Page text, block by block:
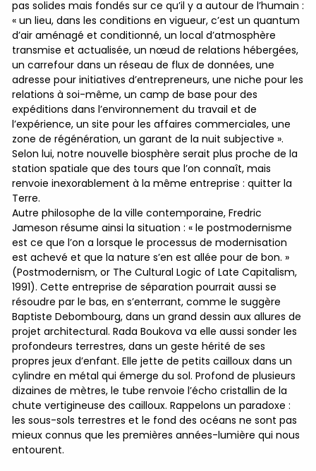
pas solides mais fondés sur ce qu’il y a autour de l’humain :
« un lieu, dans les conditions en vigueur, c’est un quantum
d’air aménagé et conditionné, un local d’atmosphère
transmise et actualisée, un nœud de relations hébergées,
un carrefour dans un réseau de flux de données, une
adresse pour initiatives d’entrepreneurs, une niche pour les
relations à soi-même, un camp de base pour des
expéditions dans l’environnement du travail et de
l’expérience, un site pour les affaires commerciales, une
zone de régénération, un garant de la nuit subjective ».
Selon lui, notre nouvelle biosphère serait plus proche de la
station spatiale que des tours que l’on connaît, mais
renvoie inexorablement à la même entreprise : quitter la
Terre.
Autre philosophe de la ville contemporaine, Fredric
Jameson résume ainsi la situation : « le postmodernisme
est ce que l’on a lorsque le processus de modernisation
est achevé et que la nature s’en est allée pour de bon. »
(Postmodernism, or The Cultural Logic of Late Capitalism,
1991). Cette entreprise de séparation pourrait aussi se
résoudre par le bas, en s’enterrant, comme le suggère
Baptiste Debombourg, dans un grand dessin aux allures de
projet architectural. Rada Boukova va elle aussi sonder les
profondeurs terrestres, dans un geste hérité de ses
propres jeux d’enfant. Elle jette de petits cailloux dans un
cylindre en métal qui émerge du sol. Profond de plusieurs
dizaines de mètres, le tube renvoie l’écho cristallin de la
chute vertigineuse des cailloux. Rappelons un paradoxe :
les sous-sols terrestres et le fond des océans ne sont pas
mieux connus que les premières années-lumière qui nous
entourent.